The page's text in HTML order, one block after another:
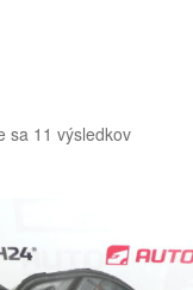
sa 11 výsledkovZoradené